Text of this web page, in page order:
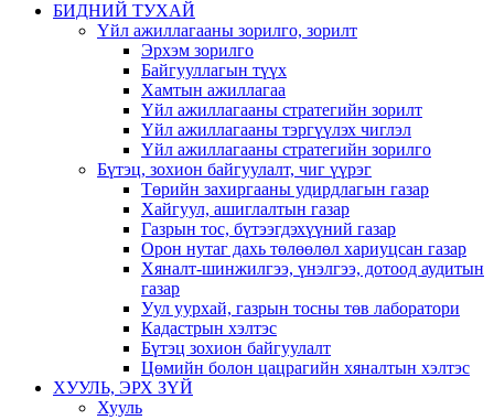
БИДНИЙ ТУХАЙ
Үйл ажиллагааны зорилго, зорилт
Эрхэм зорилго
Байгууллагын түүх
Хамтын ажиллагаа
Үйл ажиллагааны стратегийн зорилт
Үйл ажиллагааны тэргүүлэх чиглэл
Үйл ажиллагааны стратегийн зорилго
Бүтэц, зохион байгуулалт, чиг үүрэг
Төрийн захиргааны удирдлагын газар
Хайгуул, ашиглалтын газар
Газрын тос, бүтээгдэхүүний газар
Орон нутаг дахь төлөөлөл хариуцсан газар
Хяналт-шинжилгээ, үнэлгээ, дотоод аудитын
газар
Уул уурхай, газрын тосны төв лаборатори
Кадастрын хэлтэс
Бүтэц зохион байгуулалт
Цөмийн болон цацрагийн хяналтын хэлтэс
ХУУЛЬ, ЭРХ ЗҮЙ
Хууль